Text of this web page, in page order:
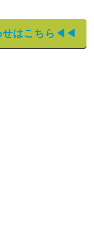
せはこちら◀◀